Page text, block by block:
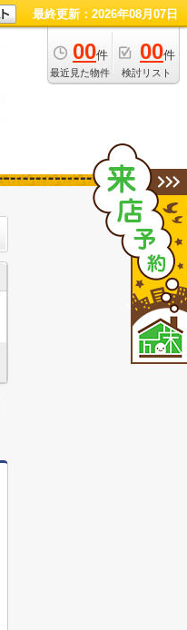
最終更新：2026年08月07日
00件
最近見た物件
00件
検討リスト